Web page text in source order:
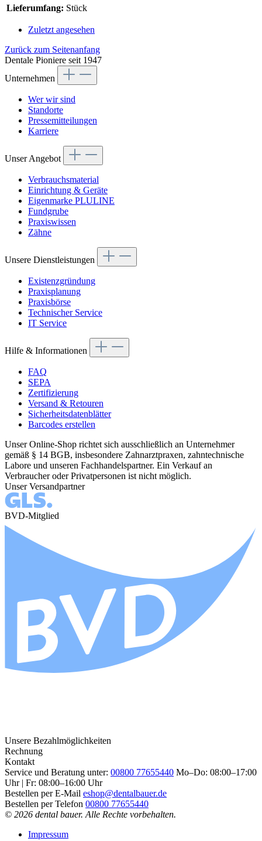
Lieferumfang: Stück
Zuletzt angesehen
Zurück zum Seitenanfang
Dentale Pioniere seit 1947
Unternehmen
Wer wir sind
Standorte
Pressemitteilungen
Karriere
Unser Angebot
Verbrauchsmaterial
Einrichtung & Geräte
Eigenmarke PLULINE
Fundgrube
Praxiswissen
Zähne
Unsere Dienstleistungen
Existenzgründung
Praxisplanung
Praxisbörse
Technischer Service
IT Service
Hilfe & Informationen
FAQ
SEPA
Zertifizierung
Versand & Retouren
Sicherheitsdatenblätter
Barcodes erstellen
Unser Online-Shop richtet sich ausschließlich an Unternehmer
gemäß § 14 BGB, insbesondere Zahnarztpraxen, zahntechnische
Labore und unseren Fachhandelspartner. Ein Verkauf an
Verbraucher oder Privatpersonen ist nicht möglich.
Unser Versandpartner
BVD-Mitglied
Unsere Bezahlmöglichkeiten
Rechnung
Kontakt
Service und Beratung unter: 00800 77655440 Mo–Do: 08:00–17:00
Uhr | Fr: 08:00–16:00 Uhr
Bestellen per E-Mail eshop@dentalbauer.de
Bestellen per Telefon 00800 77655440
© 2026 dental bauer. Alle Rechte vorbehalten.
Impressum